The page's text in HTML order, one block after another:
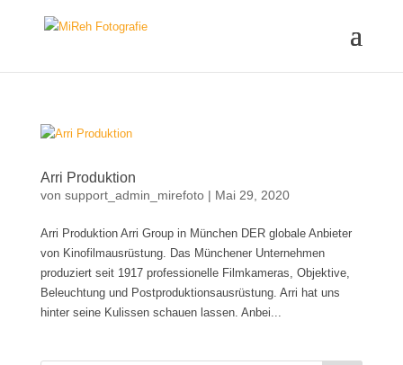
Arri Produktion
von support_admin_mirefoto| Mai 29, 2020
Arri Produktion Arri Group in München DER globale Anbieter
von Kinofilmausrüstung. Das Münchener Unternehmen
produziert seit 1917 professionelle Filmkameras, Objektive,
Beleuchtung und Postproduktionsausrüstung. Arri hat uns
hinter seine Kulissen schauen lassen. Anbei...